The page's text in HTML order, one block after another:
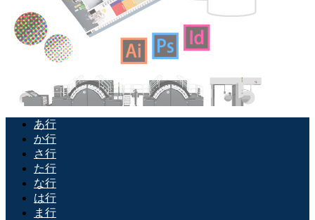
あ行
か行
さ行
た行
な行
は行
ま行